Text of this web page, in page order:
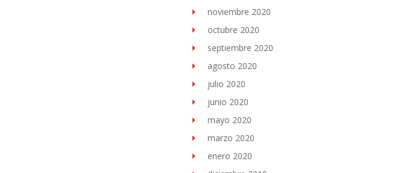
noviembre 2020
octubre 2020
septiembre 2020
agosto 2020
julio 2020
junio 2020
mayo 2020
marzo 2020
enero 2020